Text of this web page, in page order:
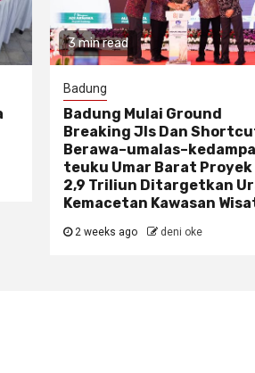
3 min read
Badung
Badung Mulai Ground
Breaking Jls Dan
teuku Umar Barat Proyek
2,9 Triliun Ditargetkan
Kemacetan Kawasan
2 weeks ago deni oke